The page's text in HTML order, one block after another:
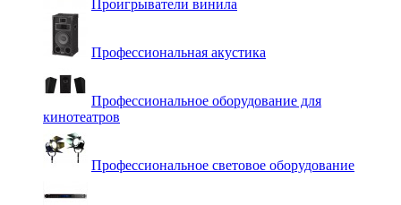
Проигрыватели винила
Профессиональная акустика
Профессиональное оборудование для
кинотеатров
Профессиональное световое оборудование